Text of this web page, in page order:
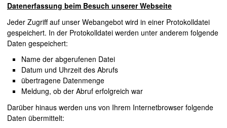
Datenerfassung beim Besuch unserer Webseite
Jeder Zugriff auf unser Webangebot wird in einer Protokolldatei
gespeichert. In der Protokolldatei werden unter anderem folgende
Daten gespeichert:
Name der abgerufenen Datei
Datum und Uhrzeit des Abrufs
übertragene Datenmenge
Meldung, ob der Abruf erfolgreich war
Darüber hinaus werden uns von Ihrem Internetbrowser folgende
Daten übermittelt: